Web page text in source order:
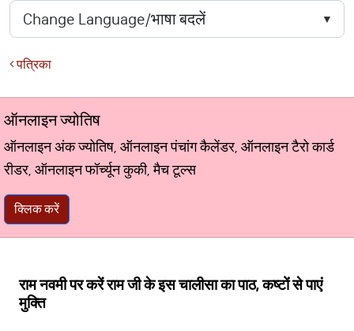
पत्रिका
ऑनलाइन ज्योतिष
ऑनलाइन अंक ज्योतिष, ऑनलाइन पंचांग कैलेंडर, ऑनलाइन टैरो कार्ड
रीडर, ऑनलाइन फॉर्च्यून कुकी, मैच टूल्स
क्लिक करें
राम नवमी पर करें राम जी के इस चालीसा का पाठ, कष्टों से पाएं
मुक्ति